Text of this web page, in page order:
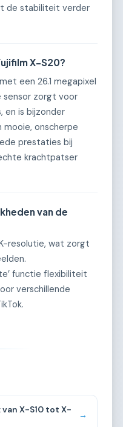
de stabiliteit verder
X-S20?
een 26.1 megapixel
sensor zorgt voor
en is bijzonder
onscherpe
prestaties bij
krachtpatser
van de
resolutie, wat zorgt
functie flexibiliteit
verschillende
X-S10 tot X-
→